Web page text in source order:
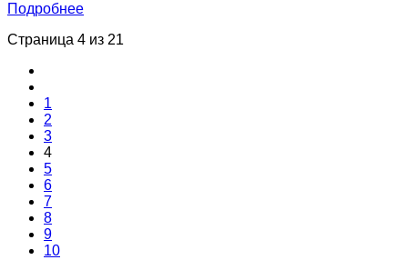
Подробнее
Страница 4 из 21
1
2
3
4
5
6
7
8
9
10